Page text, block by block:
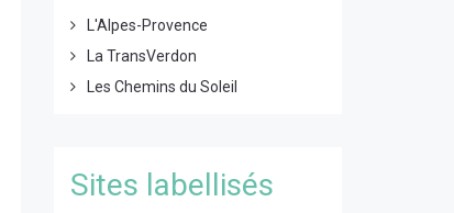
L'Alpes-Provence
La TransVerdon
Les Chemins du Soleil
Sites labellisés